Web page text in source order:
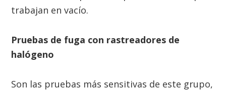
trabajan en vacío.
Pruebas de fuga con rastreadores de
halógeno
Son las pruebas más sensitivas de este grupo,